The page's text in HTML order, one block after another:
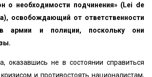
о необходимости подчинения» (Lei de
освобождающий от ответственности
армии и полиции, поскольку они
оказавшись не в состоянии справиться
и противостоять националистам,